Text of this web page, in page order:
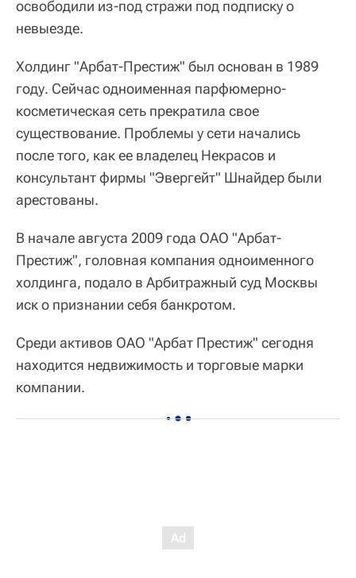
освободили из-под стражи под подписку о
невыезде.
Холдинг "Арбат-Престиж" был основан в 1989
году. Сейчас одноименная парфюмерно-
косметическая сеть прекратила свое
существование. Проблемы у сети начались
после того, как ее владелец Некрасов и
консультант фирмы "Эвергейт" Шнайдер были
арестованы.
В начале августа 2009 года ОАО "Арбат-
Престиж", головная компания одноименного
холдинга, подало в Арбитражный суд Москвы
иск о признании себя банкротом.
Среди активов ОАО "Арбат Престиж" сегодня
находится недвижимость и торговые марки
компании.